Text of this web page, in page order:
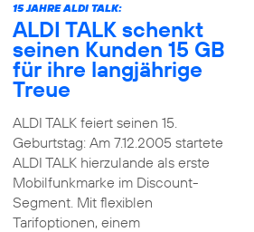
15 JAHRE ALDI TALK:
ALDI TALK schenkt
seinen Kunden 15 GB
für ihre langjährige
Treue
ALDI TALK feiert seinen 15.
Geburtstag: Am 7.12.2005 startete
ALDI TALK hierzulande als erste
Mobilfunkmarke im Discount-
Segment. Mit flexiblen
Tarifoptionen, einem